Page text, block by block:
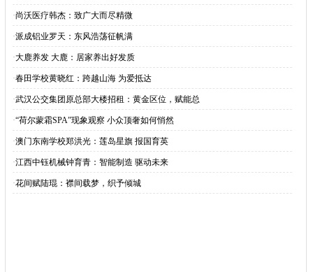
·尚沃医疗韩杰：致广大而尽精微
·派成铝业罗天：东风浩荡征帆满
·大鹿养发 大鹿：居家养出好发质
·春田学校黄晓红：跨越山海 为爱抵达
·武汉公交集团原总部大楼招租：黄金区位，赋能总
·“荷尔蒙霜SPA”现象观察 小众顶奢如何悄然
·澳门东南学校郑洪光：莲岛星旗 报国育英
·江西中钰机械钟育青：智能制造 驱动未来
·花间赋陆琨：襟间载梦，织予倾城